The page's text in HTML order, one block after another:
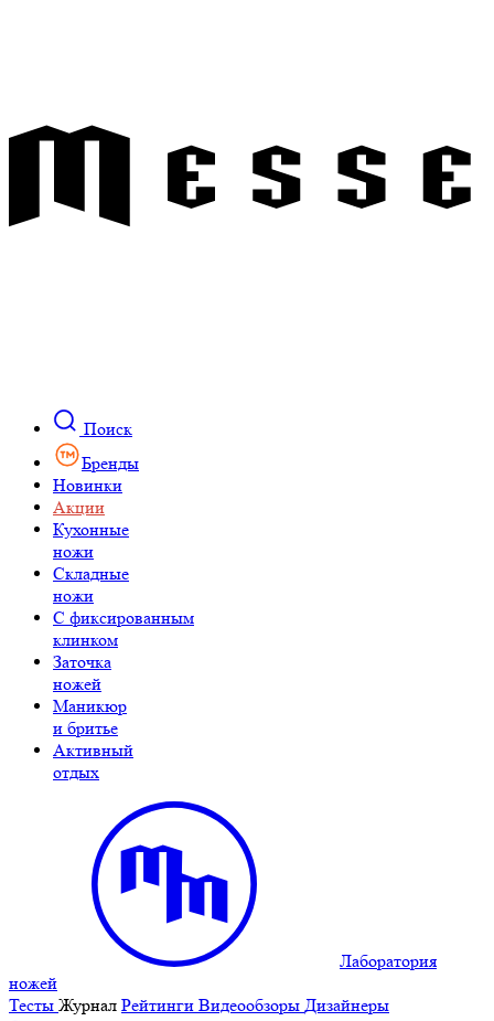
Поиск
Бренды
Новинки
Акции
Кухонные
ножи
Складные
ножи
C фиксированным
клинком
Заточка
ножей
Маникюр
и бритье
Активный
отдых
Лаборатория
ножей
Тесты Журнал Рейтинги Видеообзоры Дизайнеры